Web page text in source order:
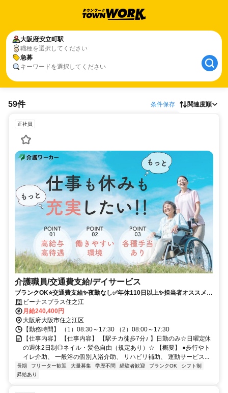
大阪府安立町駅
職種を選択してください
急募
キーワードを選択してください
59件 条件保存 関連度順
正社員
介護職員/交通費支給/デイサービス
ブランクOK⭐️交通費支給✨夜勤なし✅️年休110日以上✨担当者オススメ⭕️
未経験歓迎✨車通勤ＯＫ❗️週休2日⭐️駅チカ
ビーナスプラス住之江
月給240,400円
大阪府大阪市住之江区
【勤務時間】 （1）08:30～17:30 （2）08:00～17:30
【仕事内容】 【仕事内容】 【駅チカ徒歩7分♪ 】日勤のみ☆日曜定休
の週休2日制◎ネイル・髪色自由（規定あり）☆ 【概要】 ●歩行やト
イレ介助、 一般浴の個別入浴介助、 リハビリ補助、 運動サービス...
長期 フリーター歓迎 大量募集 学歴不問 経験者歓迎 ブランクOK
シフト制
昇給あり